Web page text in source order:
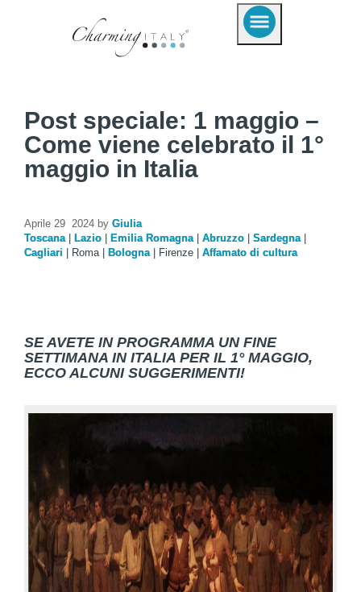
Post speciale: 1 maggio –
Come viene celebrato il 1°
maggio in Italia
Aprile 29 2024 by Giulia
Toscana
Lazio Emilia Romagna Abruzzo Sardegna
Cagliari
Roma Bologna Firenze Affamato di cultura
SE AVETE IN PROGRAMMA UN FINE
SETTIMANA IN ITALIA PER IL 1° MAGGIO,
ECCO ALCUNI SUGGERIMENTI!